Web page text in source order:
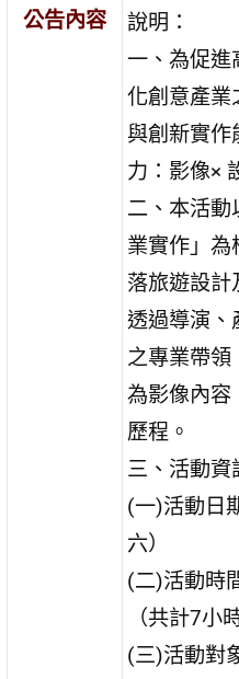
公告內容
說明：
一、為促進
化創意產業
與創新實作
力：影像×
二、本活動
業實作」為
落旅遊設計
透過導演、
之專業帶領
為影像內容
歷程。
三、活動資
(一)活動日
六）
(二)活動時
（共計7小
(三)活動對